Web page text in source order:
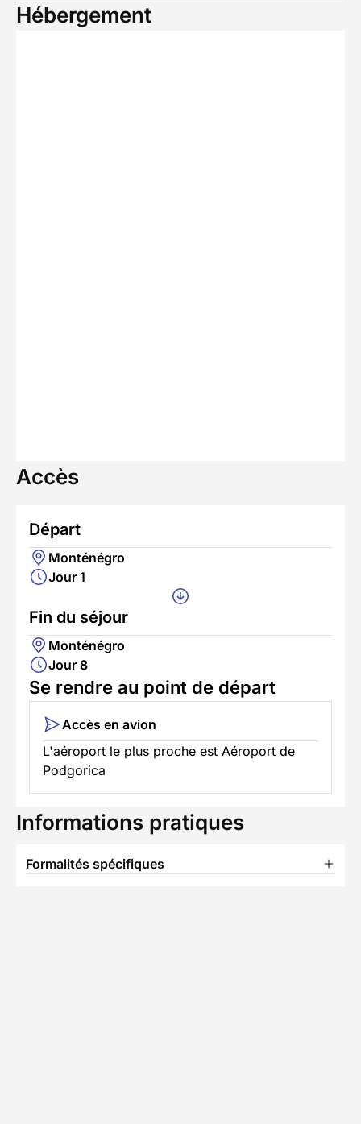
Hébergement
Accès
Départ
Monténégro
Jour 1
Fin du séjour
Monténégro
Jour 8
Se rendre au point de départ
Accès en avion
L'aéroport le plus proche est Aéroport de
Podgorica
Informations pratiques
Formalités spécifiques